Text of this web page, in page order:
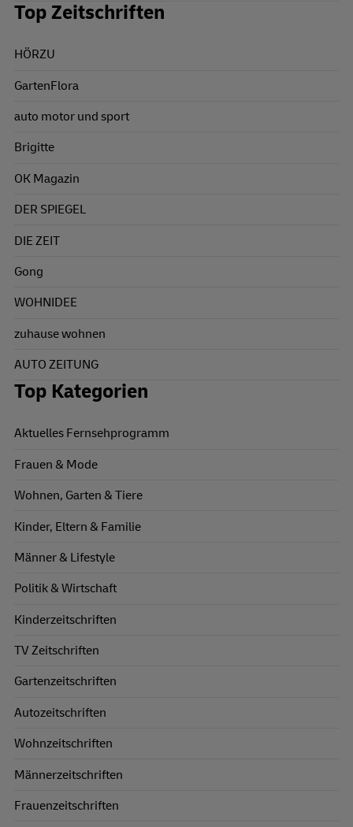
Top Zeitschriften
HÖRZU
GartenFlora
auto motor und sport
Brigitte
OK Magazin
DER SPIEGEL
DIE ZEIT
Gong
WOHNIDEE
zuhause wohnen
AUTO ZEITUNG
Top Kategorien
Aktuelles Fernsehprogramm
Frauen & Mode
Wohnen, Garten & Tiere
Kinder, Eltern & Familie
Männer & Lifestyle
Politik & Wirtschaft
Kinderzeitschriften
TV Zeitschriften
Gartenzeitschriften
Autozeitschriften
Wohnzeitschriften
Männerzeitschriften
Frauenzeitschriften